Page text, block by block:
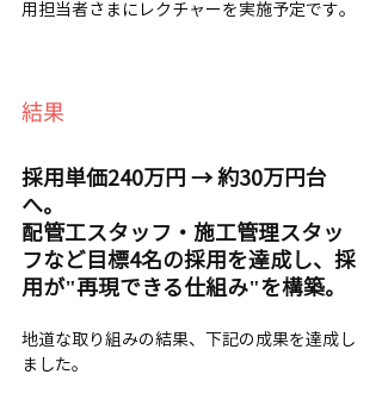
用担当者さまにレクチャーを実施予定です。
結果
採用単価240万円 → 約30万円台
へ。
配管工スタッフ・施工管理スタッ
フなど目標4名の採用を達成し、採
用が"再現できる仕組み"を構築。
地道な取り組みの結果、下記の成果を達成し
ました。